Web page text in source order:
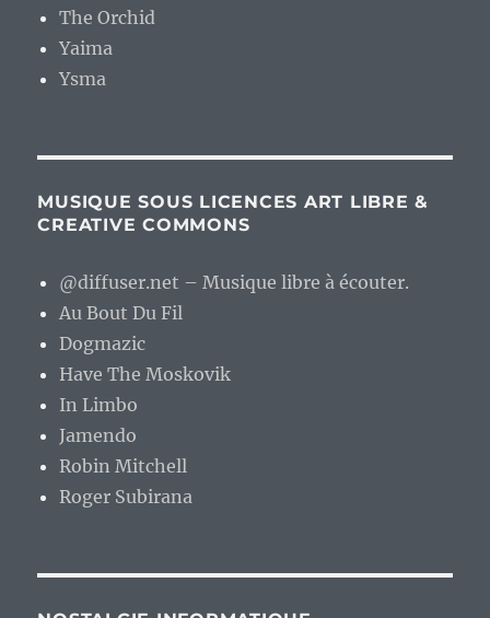
The Orchid
Yaima
Ysma
MUSIQUE SOUS LICENCES ART LIBRE &
CREATIVE COMMONS
@diffuser.net – Musique libre à écouter.
Au Bout Du Fil
Dogmazic
Have The Moskovik
In Limbo
Jamendo
Robin Mitchell
Roger Subirana